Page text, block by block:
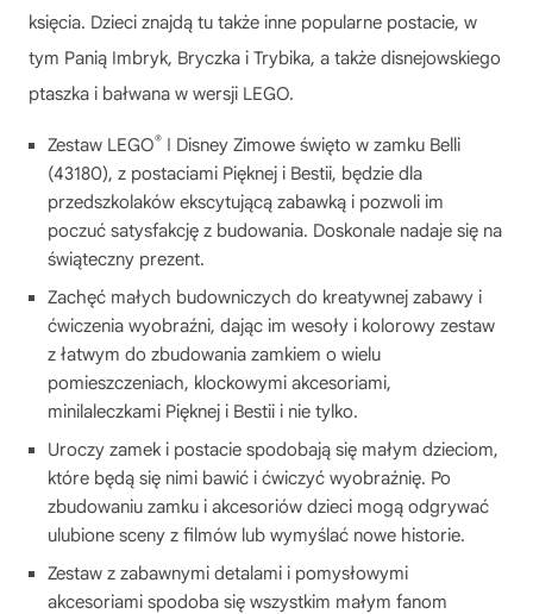
księcia. Dzieci znajdą tu także inne popularne postacie, w
tym Panią Imbryk, Bryczka i Trybika, a także disnejowskiego
ptaszka i bałwana w wersji LEGO.
Zestaw LEGO® ǀ Disney Zimowe święto w zamku Belli
(43180), z postaciami Pięknej i Bestii, będzie dla
przedszkolaków ekscytującą zabawką i pozwoli im
poczuć satysfakcję z budowania. Doskonale nadaje się na
świąteczny prezent.
Zachęć małych budowniczych do kreatywnej zabawy i
ćwiczenia wyobraźni, dając im wesoły i kolorowy zestaw
z łatwym do zbudowania zamkiem o wielu
pomieszczeniach, klockowymi akcesoriami,
minilaleczkami Pięknej i Bestii i nie tylko.
Uroczy zamek i postacie spodobają się małym dzieciom,
które będą się nimi bawić i ćwiczyć wyobraźnię. Po
zbudowaniu zamku i akcesoriów dzieci mogą odgrywać
ulubione sceny z filmów lub wymyślać nowe historie.
Zestaw z zabawnymi detalami i pomysłowymi
akcesoriami spodoba się wszystkim małym fanom